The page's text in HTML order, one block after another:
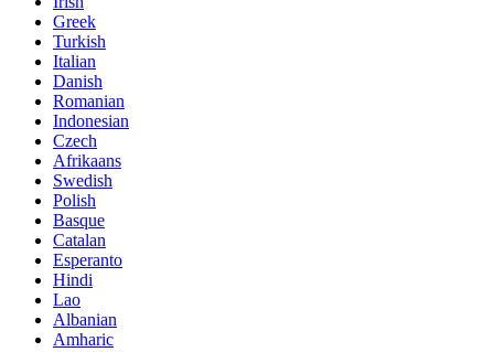
Greek
Turkish
Italian
Danish
Romanian
Indonesian
Czech
Afrikaans
Swedish
Polish
Basque
Catalan
Esperanto
Hindi
Lao
Albanian
Amharic